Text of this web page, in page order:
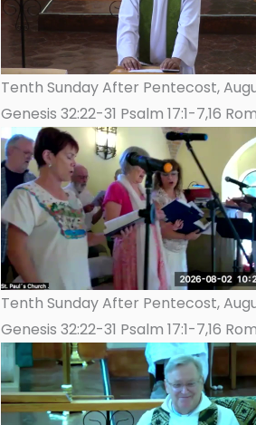
Tenth Sunday After Pentecost,
Genesis 32:22-31 Psalm 17:1-7,16
Tenth Sunday After Pentecost,
Genesis 32:22-31 Psalm 17:1-7,16